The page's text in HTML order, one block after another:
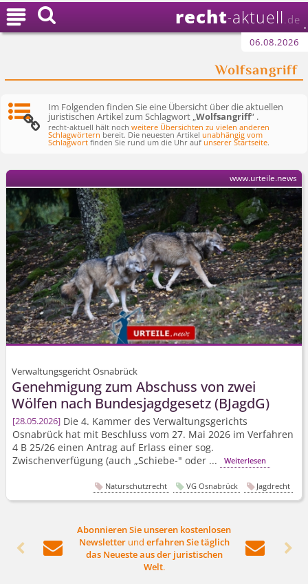
recht-aktuell .de
06.08.2026
Wolfsangriff

Im Folgenden finden Sie eine Übersicht über die aktuellen
juristischen Artikel zum Schlagwort „Wolfsangriff“ .
recht-aktuell hält nochweitere Übersichten zu vielen anderen
Schlagwörtern bereit. Die neuesten Artikelunabhängig vom
Schlagwort finden Sie rund um die Uhr aufunserer Startseite.
Verwaltungsgericht Osnabrück
Genehmigung zum Abschuss von zwei
Wölfen nach Bundesjagdgesetz (BJagdG)
28.05.2026 Die 4. Kammer des Verwaltungsgerichts
Osnabrück hat mit Beschluss vom 27. Mai 2026 im Verfahren
4 B 25/26 einen Antrag auf Erlass einer sog.
Zwischenverfügung (auch „Schiebe-" oder ...
Weiterlesen
www.urteile.news
Naturschutzrecht VG Osnabrück Jagdrecht
 
Abonnieren Sie unseren kostenlosen
Newsletterund erfahren Sie täglich
das Neueste aus der juristischen
Welt.
 